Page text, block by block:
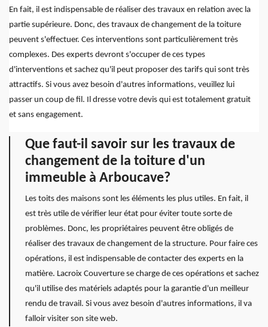
En fait, il est indispensable de réaliser des travaux en relation avec la
partie supérieure. Donc, des travaux de changement de la toiture
peuvent s'effectuer. Ces interventions sont particulièrement très
complexes. Des experts devront s'occuper de ces types
d'interventions et sachez qu'il peut proposer des tarifs qui sont très
attractifs. Si vous avez besoin d'autres informations, veuillez lui
passer un coup de fil. Il dresse votre devis qui est totalement gratuit
et sans engagement.
Que faut-il savoir sur les travaux de
changement de la toiture d'un
immeuble à Arboucave?
Les toits des maisons sont les éléments les plus utiles. En fait, il
est très utile de vérifier leur état pour éviter toute sorte de
problèmes. Donc, les propriétaires peuvent être obligés de
réaliser des travaux de changement de la structure. Pour faire ces
opérations, il est indispensable de contacter des experts en la
matière. Lacroix Couverture se charge de ces opérations et sachez
qu'il utilise des matériels adaptés pour la garantie d'un meilleur
rendu de travail. Si vous avez besoin d'autres informations, il va
falloir visiter son site web.